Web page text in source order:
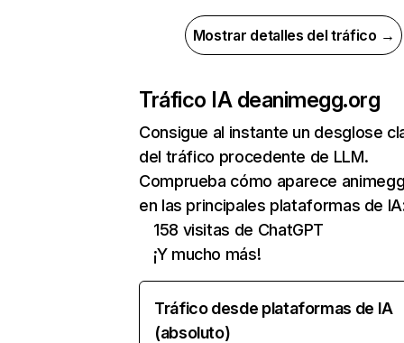
Mostrar detalles del tráfico →
Tráfico IA deanimegg.org
Consigue al instante un desglose
del tráfico procedente de LLM.
Comprueba cómo aparece
en las principales plataformas de
158 visitas de ChatGPT
¡Y mucho más!
Tráfico desde plataformas de IA
(absoluto)